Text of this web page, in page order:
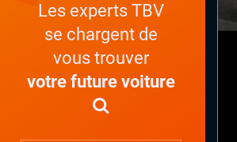
Les experts TBV
se chargent de
vous trouver
votre future voiture